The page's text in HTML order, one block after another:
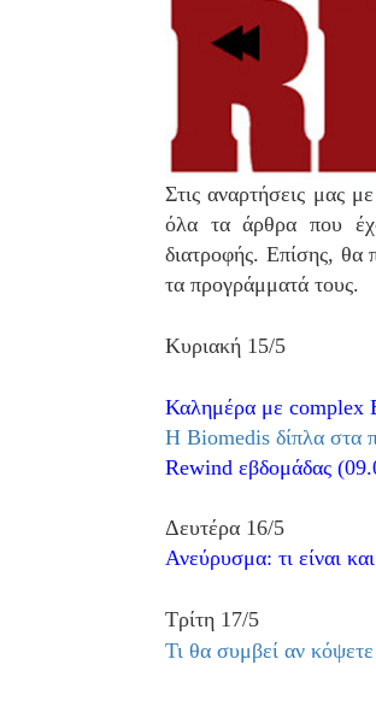
Στις αναρτήσεις μας
όλα τα άρθρα που
διατροφής. Επίσης, θα
τα προγράμματά τους.
Κυριακή 15/5
Καλημέρα με complex
H Biomedis δίπλα στα
Rewind εβδομάδας
Δευτέρα 16/5
Ανεύρυσμα: τι είναι
Τρίτη 17/5
Τι θα συμβεί αν